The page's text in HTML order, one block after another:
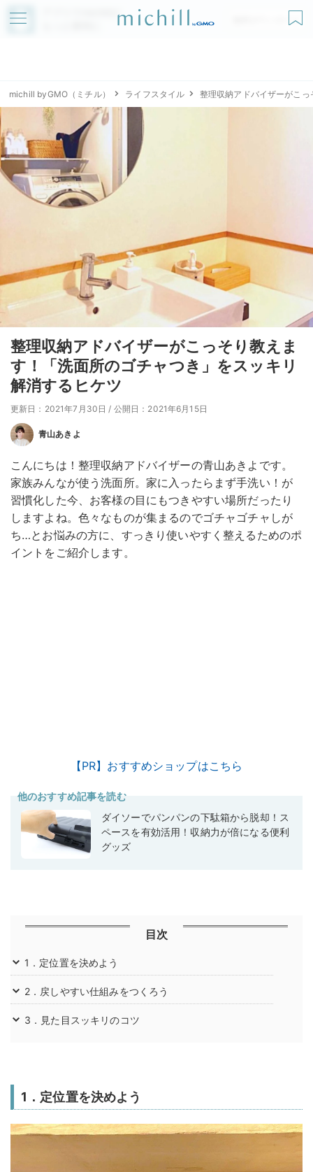
アプリでmichillが
無料ダウンロード
michill byGMO（ミチル） ライフスタイル 整理収納アドバイザーがこ
整理収納アドバイザーがこっそり教えま
す！「洗面所のゴチャつき」をスッキリ
解消するヒケツ
更新日：2021年7月30日 / 公開日：2021年6月15日
青山あきよ
こんにちは！整理収納アドバイザーの青山あきよです。
家族みんなが使う洗面所。家に入ったらまず手洗い！が
習慣化した今、お客様の目にもつきやすい場所だったり
しますよね。色々なものが集まるのでゴチャゴチャしが
ち…とお悩みの方に、すっきり使いやすく整えるためのポ
イントをご紹介します。
【PR】おすすめショップはこちら
他のおすすめ記事を読む
ダイソーでパンパンの下駄箱から脱却！ス
ペースを有効活用！収納力が倍になる便利
グッズ
目次
1．定位置を決めよう
2．戻しやすい仕組みをつくろう
3．見た目スッキリのコツ
1．定位置を決めよう